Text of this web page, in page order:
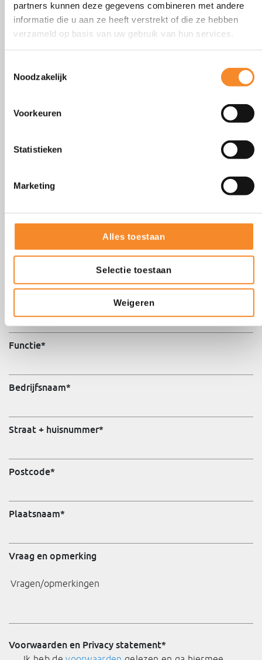
partners kunnen deze gegevens combineren met andere
informatie die u aan ze heeft verstrekt of die ze hebben
verzameld op basis van uw gebruik van hun services.
Noodzakelijk
Voorkeuren
Statistieken
Marketing
Alles toestaan
Selectie toestaan
Weigeren
uitbouwen en meer rendement halen uit hun
missen!
Bestellen/ bel me terug
Ik bestel graag de Sales Succes Aanpak, inclusief 1
jaar toegang tot online leeromgeving. Ik ontvang
Emailadres
Functie*
Bedrijfsnaam*
Straat + huisnummer*
Postcode*
Plaatsnaam*
Vraag en opmerking
Voorwaarden en Privacy statement*